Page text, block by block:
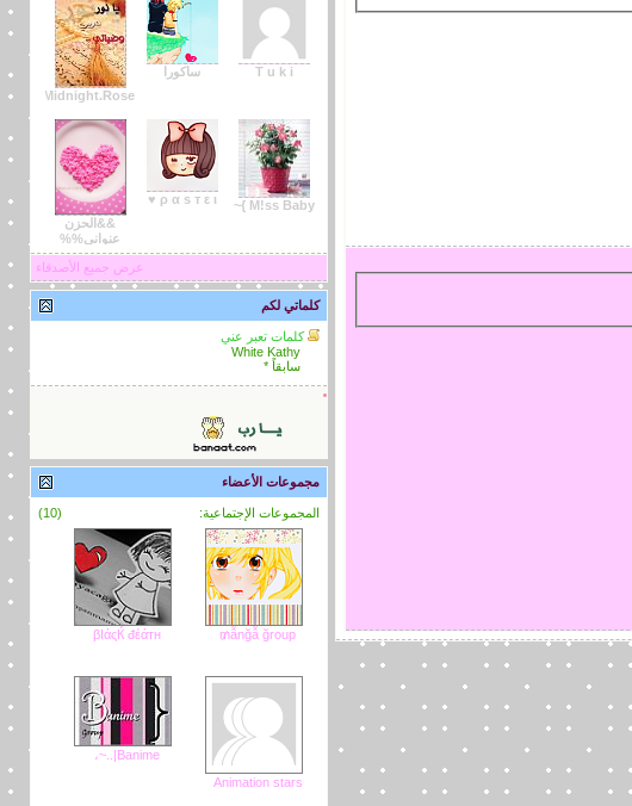
T u k i
ساكورا
Izo.Midnight.Rose
M!ss Baby }~
ρ α s т ε ι ♥
&&الحزن
عنواني%%
عرض جميع الأصدقاء
كلماتي لكم
كلمات تعبر عني
White Kathy
سابقاً *
مجموعات الأعضاء
(10) المجموعات الإجتماعية:
ẫnğẫ ğroup₥
βΙάςЌ đέάтн
Animation stars
Banime|..~،